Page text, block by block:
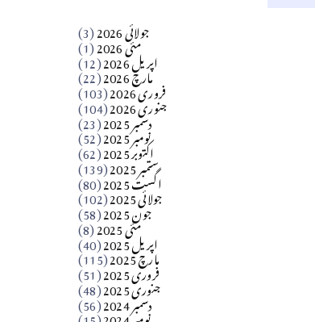
جولائی 2026 (3) مئی 2026 (1) اپریل 2026 (12) مارچ 2026 (22) فروری 2026 (103) جنوری 2026 (104) دسمبر 2025 (23) نومبر 2025 (52) اکتوبر 2025 (62) ستمبر 2025 (139) اگست 2025 (80) جولائی 2025 (102) جون 2025 (58) مئی 2025 (8) اپریل 2025 (40) مارچ 2025 (115) فروری 2025 (51) جنوری 2025 (48) دسمبر 2024 (56)